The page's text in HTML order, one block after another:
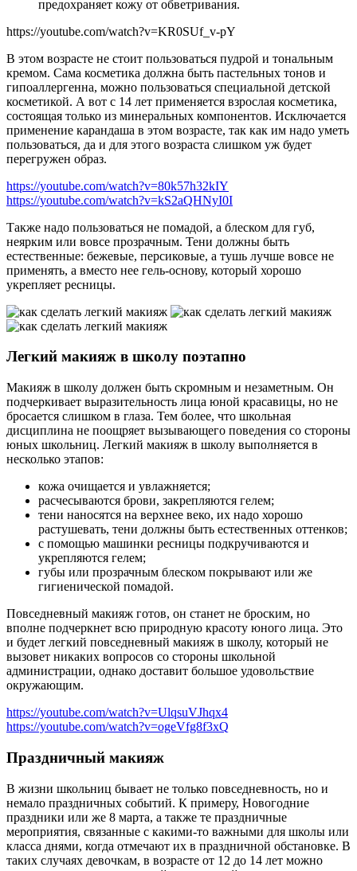
предохраняет кожу от обветривания.
https://youtube.com/watch?v=KR0SUf_v-pY
В этом возрасте не стоит пользоваться пудрой и тональным
кремом. Сама косметика должна быть пастельных тонов и
гипоаллергенна, можно пользоваться специальной детской
косметикой. А вот с 14 лет применяется взрослая косметика,
состоящая только из минеральных компонентов. Исключается
применение карандаша в этом возрасте, так как им надо уметь
пользоваться, да и для этого возраста слишком уж будет
перегружен образ.
https://youtube.com/watch?v=80k57h32kIY
https://youtube.com/watch?v=kS2aQHNyI0I
Также надо пользоваться не помадой, а блеском для губ,
неярким или вовсе прозрачным. Тени должны быть
естественные: бежевые, персиковые, а тушь лучше вовсе не
применять, а вместо нее гель-основу, который хорошо
укрепляет ресницы.
Легкий макияж в школу поэтапно
Макияж в школу должен быть скромным и незаметным. Он
подчеркивает выразительность лица юной красавицы, но не
бросается слишком в глаза. Тем более, что школьная
дисциплина не поощряет вызывающего поведения со стороны
юных школьниц. Легкий макияж в школу выполняется в
несколько этапов:
кожа очищается и увлажняется;
расчесываются брови, закрепляются гелем;
тени наносятся на верхнее веко, их надо хорошо
растушевать, тени должны быть естественных оттенков;
с помощью машинки ресницы подкручиваются и
укрепляются гелем;
губы или прозрачным блеском покрывают или же
гигиенической помадой.
Повседневный макияж готов, он станет не броским, но
вполне подчеркнет всю природную красоту юного лица. Это
и будет легкий повседневный макияж в школу, который не
вызовет никаких вопросов со стороны школьной
администрации, однако доставит большое удовольствие
окружающим.
https://youtube.com/watch?v=UlqsuVJhqx4
https://youtube.com/watch?v=ogeVfg8f3xQ
Праздничный макияж
В жизни школьниц бывает не только повседневность, но и
немало праздничных событий. К примеру, Новогодние
праздники или же 8 марта, а также те праздничные
мероприятия, связанные с какими-то важными для школы или
класса днями, когда отмечают их в праздничной обстановке. В
таких случаях девочкам, в возрасте от 12 до 14 лет можно